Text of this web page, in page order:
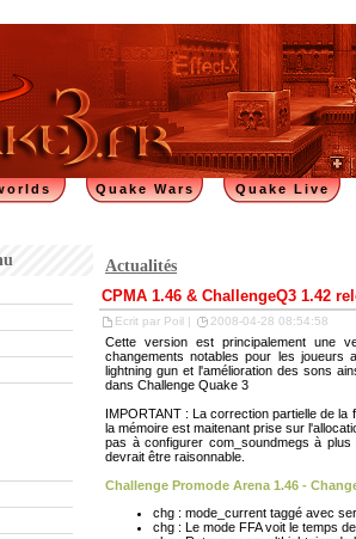
Quake Live
Quake Wars
Actualités
CPMA 1.46 & ChallengeQ3 1.42
Ecrit par Poil | 2008-04-28 08:54:58
Cette version est principalement une
changements notables pour les joueurs
lightning gun et l'amélioration des sons
dans Challenge Quake 3
IMPORTANT : La correction partielle de
la mémoire est maitenant prise sur
pas à configurer com_soundmegs à
devrait être raisonnable.
Challenge Promode Arena 1.46 -
chg : mode_current taggé avec
chg : Le mode FFA voit le temps